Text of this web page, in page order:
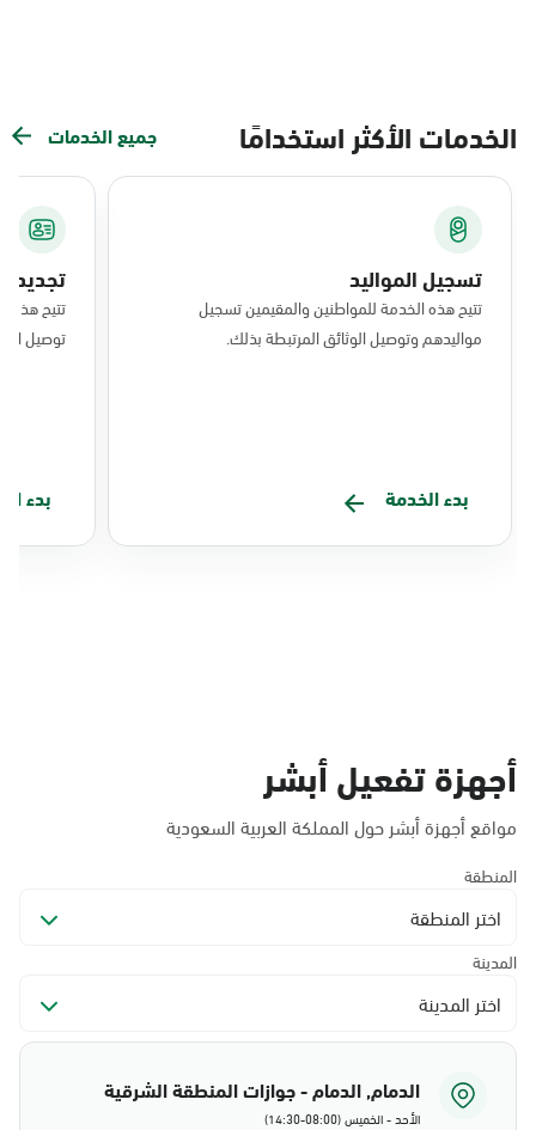
الخدمات الأكثر استخدامًا جميع الخدمات
تسجيل المواليد
تتيح هذه الخدمة للمواطنين والمقيمين تسجيل
مواليدهم وتوصيل الوثائق المرتبطة بذلك.
بدء الخدمة
تجديد
تتيح هذه
توصيل
بدء
أجهزة تفعيل أبشر
مواقع أجهزة أبشر حول المملكة العربية السعودية
المنطقة
اختر المنطقة
المدينة
اختر المدينة
الدمام, الدمام - جوازات المنطقة الشرقية
الأحد - الخميس (08:00-14:30)